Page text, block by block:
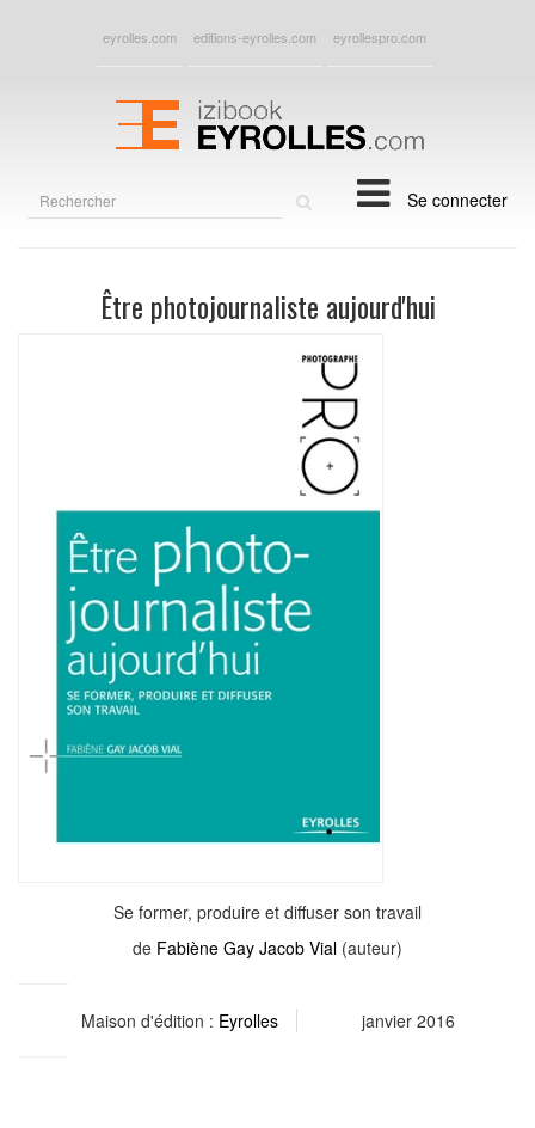
eyrolles.com editions-eyrolles.com eyrollespro.com
Se connecter
Être photojournaliste aujourd'hui
Se former, produire et diffuser son travail
de Fabiène Gay Jacob Vial (auteur)
Maison d'édition : Eyrolles janvier 2016